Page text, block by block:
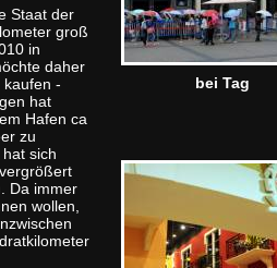
Staat der
groß
in
daher
-
hat
Hafen ca
zu
sich
Da immer
wollen,
bei Tag